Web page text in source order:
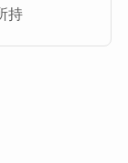
持